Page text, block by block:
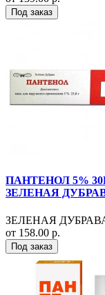
Под заказ
ПАНТЕНОЛ 5%
ЗЕЛЕНАЯ
ЗЕЛЕНАЯ
от 158.00 р.
Под заказ